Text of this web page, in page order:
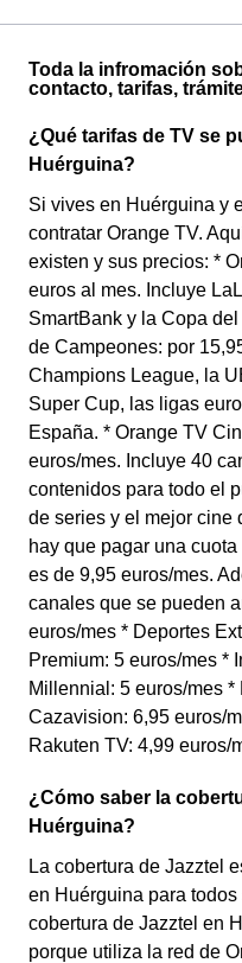
Toda la infromación
contacto, tarifas,
¿Qué tarifas de TV se
Huérguina?
Si vives en Huérguina y
contratar Orange TV.
existen y sus precios: *
euros al mes. Incluye
SmartBank y la Copa
de Campeones: por
Champions League, la
Super Cup, las ligas
España. * Orange TV
euros/mes. Incluye 40
contenidos para todo el
de series y el mejor cine
hay que pagar una
es de 9,95 euros/mes.
canales que se pueden
euros/mes * Deportes
Premium: 5 euros/mes *
Millennial: 5 euros/mes
Cazavision: 6,95 euros/
Rakuten TV: 4,99 euros/
¿Cómo saber la
Huérguina?
La cobertura de Jazztel
en Huérguina para
cobertura de Jazztel en
porque utiliza la red de